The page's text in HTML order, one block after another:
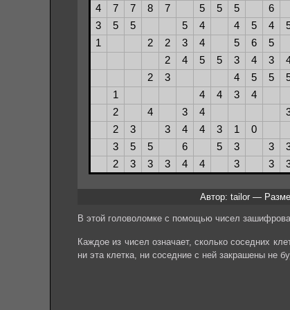
Автор: tailor —
В этой головоломке с помощью чисел
Каждое из чисел означает, сколько соседних
ни эта клетка, ни соседние с ней закрашены не